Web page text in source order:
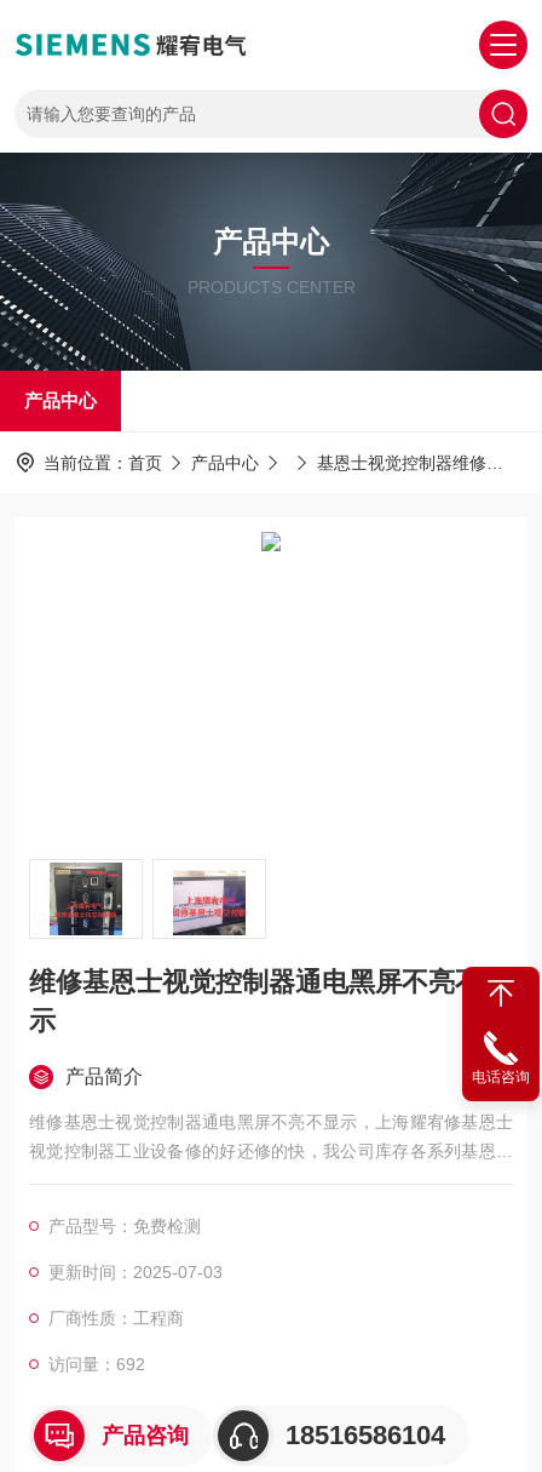
产品中心
PRODUCTS CENTER
产品中心
当前位置： 首页 产品中心 基恩士视觉控制器维修
维修基恩士视觉控制器通电黑屏不亮不显
示
产品简介
维修基恩士视觉控制器通电黑屏不亮不显示，上海耀宥修基恩士
视觉控制器工业设备修的好还修的快，我公司库存各系列基恩士
配件及维修所需配件，模块，电容，芯片等核心配件都是原厂，
公司处理，另外公司基恩士模拟测试平台等在线测速仪都齐全，
在加上基恩士维修团队，可以确保基恩士视觉控制器维修成功
的认可
产品型号：免费检测
更新时间：2025-07-03
厂商性质：工程商
访问量：692
产品咨询 18516586104
电话咨询